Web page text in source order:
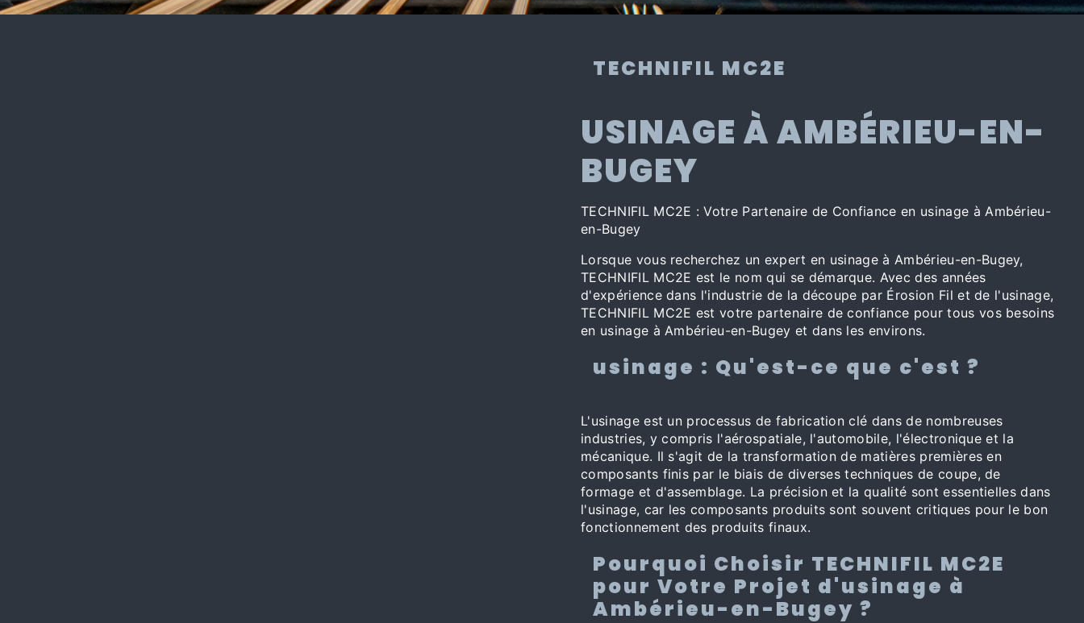
TECHNIFIL MC2E
USINAGE À AMBÉRIEU-EN-
BUGEY
TECHNIFIL MC2E : Votre Partenaire de Confiance en usinage à Ambérieu-
en-Bugey
Lorsque vous recherchez un expert en usinage à Ambérieu-en-Bugey,
TECHNIFIL MC2E est le nom qui se démarque. Avec des années
d'expérience dans l'industrie de la découpe par Érosion Fil et de l'usinage,
TECHNIFIL MC2E est votre partenaire de confiance pour tous vos besoins
en usinage à Ambérieu-en-Bugey et dans les environs.
usinage : Qu'est-ce que c'est ?
L'usinage est un processus de fabrication clé dans de nombreuses
industries, y compris l'aérospatiale, l'automobile, l'électronique et la
mécanique. Il s'agit de la transformation de matières premières en
composants finis par le biais de diverses techniques de coupe, de
formage et d'assemblage. La précision et la qualité sont essentielles dans
l'usinage, car les composants produits sont souvent critiques pour le bon
fonctionnement des produits finaux.
Pourquoi Choisir TECHNIFIL MC2E
pour Votre Projet d'usinage à
Ambérieu-en-Bugey ?